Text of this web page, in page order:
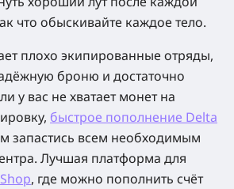
что обыскивайте каждое тело.
плохо экипированные отряды,
броню и достаточно
у вас не хватает монет на
, быстрое пополнение Delta
запастись всем необходимым
Лучшая платформа для
, где можно пополнить счёт